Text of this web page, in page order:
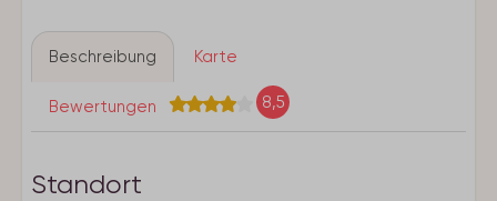
Beschreibung Karte
Bewertungen 8,5
Standort